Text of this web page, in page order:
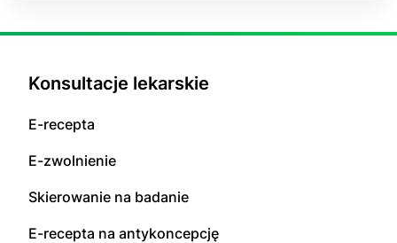
Konsultacje lekarskie
E-recepta
E-zwolnienie
Skierowanie na badanie
E-recepta na antykoncepcję